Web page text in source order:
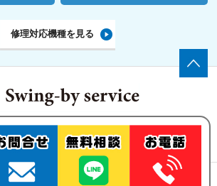
修理対応機種を見る
ーム機の修理・買い取りなら、
by serviceにお任せ下さい！
りについて お問い合わせ 古物営業法の規定に基づく表示